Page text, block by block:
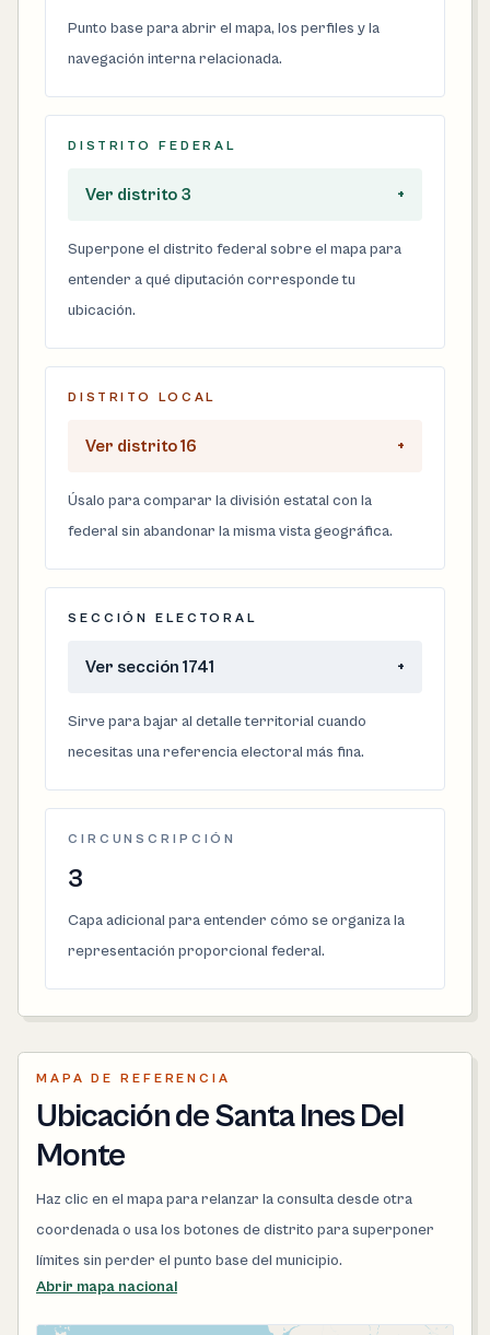
Punto base para abrir el mapa, los perfiles y la
navegación interna relacionada.
DISTRITO FEDERAL
Ver distrito 3 +
Superpone el distrito federal sobre el mapa para
entender a qué diputación corresponde tu
ubicación.
DISTRITO LOCAL
Ver distrito 16 +
Úsalo para comparar la división estatal con la
federal sin abandonar la misma vista geográfica.
SECCIÓN ELECTORAL
Ver sección 1741 +
Sirve para bajar al detalle territorial cuando
necesitas una referencia electoral más fina.
CIRCUNSCRIPCIÓN
3
Capa adicional para entender cómo se organiza la
representación proporcional federal.
MAPA DE REFERENCIA
Ubicación de Santa Ines Del
Monte
Haz clic en el mapa para relanzar la consulta desde otra
coordenada o usa los botones de distrito para superponer
límites sin perder el punto base del municipio.
Abrir mapa nacional